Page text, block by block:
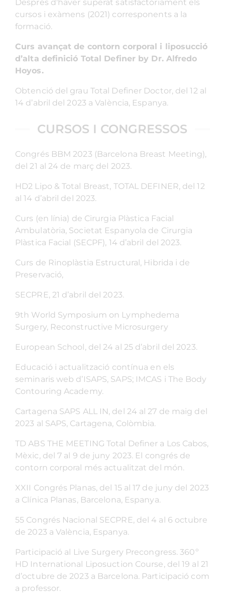
Després d'haver superat satisfactòriament els
cursos i exàmens (2021) corresponents a la
formació.
Curs avançat de contorn corporal i liposucció
d’alta definició Total Definer by Dr. Alfredo
Hoyos.
Obtenció del grau Total Definer Doctor, del 12 al
14 d’abril del 2023 a València, Espanya.
CURSOS I CONGRESSOS
Congrés BBM 2023 (Barcelona Breast Meeting),
del 21 al 24 de març del 2023.
HD2 Lipo & Total Breast, TOTAL DEFINER, del 12
al 14 d’abril del 2023.
Curs (en línia) de Cirurgia Plàstica Facial
Ambulatòria, Societat Espanyola de Cirurgia
Plàstica Facial (SECPF), 14 d’abril del 2023.
Curs de Rinoplàstia Estructural, Hibrida i de
Preservació,
SECPRE, 21 d’abril del 2023.
9th World Symposium on Lymphedema
Surgery, Reconstructive Microsurgery
European School, del 24 al 25 d’abril del 2023.
Educació i actualització contínua en els
seminaris web d’ISAPS, SAPS; IMCAS i The Body
Contouring Academy.
Cartagena SAPS ALL IN, del 24 al 27 de maig del
2023 al SAPS, Cartagena, Colòmbia.
TD ABS THE MEETING Total Definer a Los Cabos,
Mèxic, del 7 al 9 de juny 2023. El congrés de
contorn corporal més actualitzat del món.
XXII Congrés Planas, del 15 al 17 de juny del 2023
a Clínica Planas, Barcelona, Espanya.
55 Congrés Nacional SECPRE, del 4 al 6 octubre
de 2023 a València, Espanya.
Participació al Live Surgery Precongress. 360º
HD International Liposuction Course, del 19 al 21
d’octubre de 2023 a Barcelona. Participació com
a professor.